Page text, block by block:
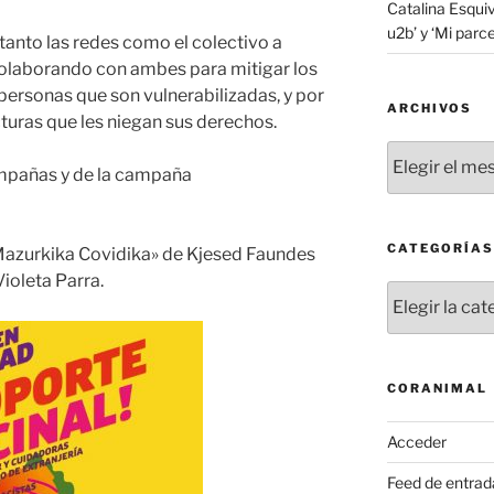
las redes como el colectivo a
con ambes para mitigar los
que son vulnerabilizadas, y por
que les niegan sus derechos.
y de la campaña
Covidika» de Kjesed Faundes
Parra.
Catalina
u2b’ y ‘Mi
ARCHIVOS
CATEGORÍAS
CORANIMAL
Acceder
Feed de